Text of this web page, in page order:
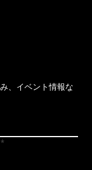
、イベント情報な